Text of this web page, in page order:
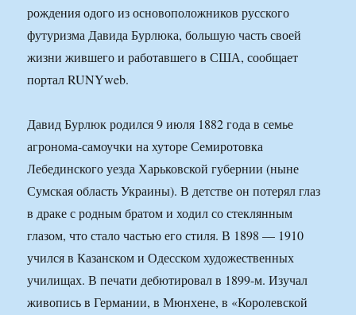
рождения одого из основоположников русского
футуризма Давида Бурлюка, большую часть своей
жизни жившего и работавшего в США, сообщает
портал RUNYweb.
Давид Бурлюк родился 9 июля 1882 года в семье
агронома-самоучки на хуторе Семиротовка
Лебединского уезда Харьковской губернии (ныне
Сумская область Украины). В детстве он потерял глаз
в драке с родным братом и ходил со стеклянным
глазом, что стало частью его стиля. В 1898 — 1910
учился в Казанском и Одесском художественных
училищах. В печати дебютировал в 1899-м. Изучал
живопись в Германии, в Мюнхене, в «Королевской